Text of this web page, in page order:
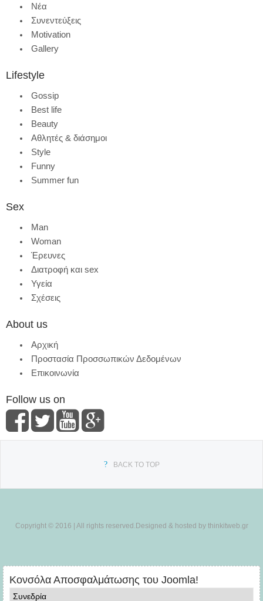
Νέα
Συνεντεύξεις
Motivation
Gallery
Lifestyle
Gossip
Best life
Beauty
Αθλητές & διάσημοι
Style
Funny
Summer fun
Sex
Man
Woman
Έρευνες
Διατροφή και sex
Υγεία
Σχέσεις
About us
Αρχική
Προστασία Προσσωπικών Δεδομένων
Επικοινωνία
Follow us on
BACK TO TOP
Copyright © 2016 | All rights reserved.Designed & hosted by thinkitweb.gr
Κονσόλα Αποσφαλμάτωσης του Joomla!
Συνεδρία